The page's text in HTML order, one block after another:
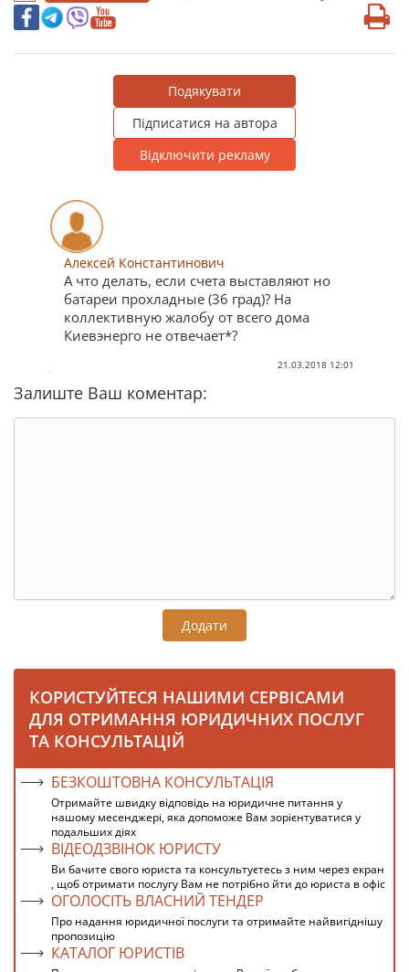
Подякувати
Підписатися на автора
Відключити рекламу
Алексей Константинович
А что делать, если счета выставляют но
батареи прохладные (36 град)? На
коллективную жалобу от всего дома
Киевэнерго не отвечает*?
21.03.2018 12:01
Залиште Ваш коментар:
Додати
КОРИСТУЙТЕСЯ НАШИМИ СЕРВІСАМИ
ДЛЯ ОТРИМАННЯ ЮРИДИЧНИХ ПОСЛУГ
ТА КОНСУЛЬТАЦІЙ
БЕЗКОШТОВНА КОНСУЛЬТАЦІЯ
Отримайте швидку відповідь на юридичне питання у
нашому месенджері, яка допоможе Вам зорієнтуватися у
подальших діях
ВІДЕОДЗВІНОК ЮРИСТУ
Ви бачите свого юриста та консультуєтесь з ним через екран
, щоб отримати послугу Вам не потрібно йти до юриста в офіс
ОГОЛОСІТЬ ВЛАСНИЙ ТЕНДЕР
Про надання юридичної послуги та отримайте найвигіднішу
пропозицію
КАТАЛОГ ЮРИСТІВ